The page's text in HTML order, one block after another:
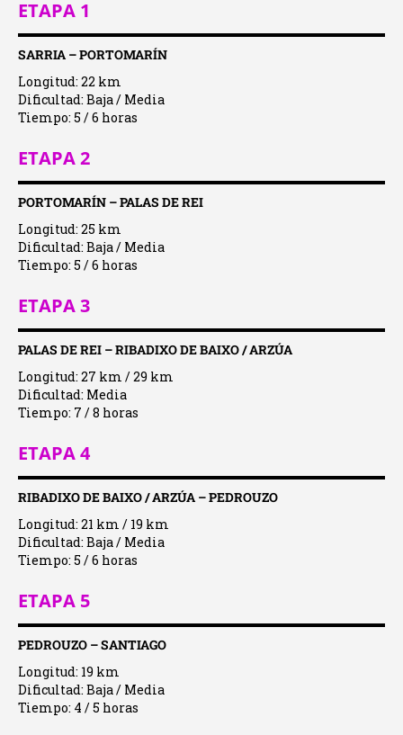
ETAPA 1
SARRIA – PORTOMARÍN
Longitud: 22 km
Dificultad: Baja / Media
Tiempo: 5 / 6 horas
ETAPA 2
PORTOMARÍN – PALAS DE REI
Longitud: 25 km
Dificultad: Baja / Media
Tiempo: 5 / 6 horas
ETAPA 3
PALAS DE REI – RIBADIXO DE BAIXO / ARZÚA
Longitud: 27 km / 29 km
Dificultad: Media
Tiempo: 7 / 8 horas
ETAPA 4
RIBADIXO DE BAIXO / ARZÚA – PEDROUZO
Longitud: 21 km / 19 km
Dificultad: Baja / Media
Tiempo: 5 / 6 horas
ETAPA 5
PEDROUZO – SANTIAGO
Longitud: 19 km
Dificultad: Baja / Media
Tiempo: 4 / 5 horas